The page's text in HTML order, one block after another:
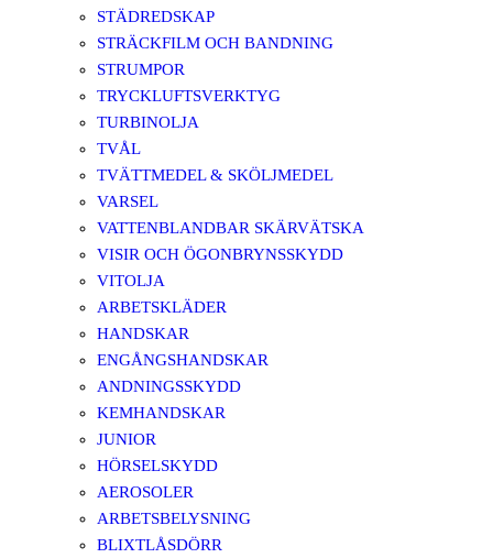
STÄDREDSKAP
STRÄCKFILM OCH BANDNING
STRUMPOR
TRYCKLUFTSVERKTYG
TURBINOLJA
TVÅL
TVÄTTMEDEL & SKÖLJMEDEL
VARSEL
VATTENBLANDBAR SKÄRVÄTSKA
VISIR OCH ÖGONBRYNSSKYDD
VITOLJA
ARBETSKLÄDER
HANDSKAR
ENGÅNGSHANDSKAR
ANDNINGSSKYDD
KEMHANDSKAR
JUNIOR
HÖRSELSKYDD
AEROSOLER
ARBETSBELYSNING
BLIXTLÅSDÖRR